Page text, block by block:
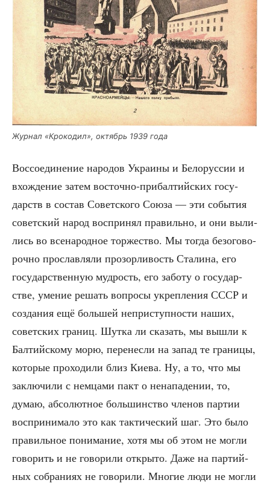
Жур­нал «Кро­ко­дил», октябрь 1939 года
Вос­со­еди­не­ние наро­дов Укра­и­ны и Бело­рус­сии и
вхож­де­ние затем восточ­но-при­бал­тий­ских госу­
дарств в состав Совет­ско­го Сою­за — эти собы­тия
совет­ский народ вос­при­нял пра­виль­но, и они выли­
лись во все­на­род­ное тор­же­ство. Мы тогда без­ого­во­
роч­но про­слав­ля­ли про­зор­ли­вость Ста­ли­на, его
госу­дар­ствен­ную муд­рость, его забо­ту о госу­дар­
стве, уме­ние решать вопро­сы укреп­ле­ния СССР и
созда­ния ещё боль­шей непри­ступ­но­сти наших,
совет­ских гра­ниц. Шут­ка ли ска­зать, мы вышли к
Бал­тий­ско­му морю, пере­нес­ли на запад те гра­ни­цы,
кото­рые про­хо­ди­ли близ Кие­ва. Ну, а то, что мы
заклю­чи­ли с нем­ца­ми пакт о нена­па­де­нии, то,
думаю, абсо­лют­ное боль­шин­ство чле­нов пар­тии
вос­при­ни­ма­ло это как так­ти­че­ский шаг. Это было
пра­виль­ное пони­ма­ние, хотя мы об этом не мог­ли
гово­рить и не гово­ри­ли откры­то. Даже на пар­тий­
ных собра­ни­ях не гово­ри­ли. Мно­гие люди не мог­ли